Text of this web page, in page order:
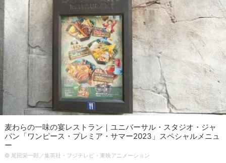
麦わらの一味の宴レストラン｜ユニバーサル・スタジオ・ジャ
パン「ワンピース・プレミア・サマー2023」スペシャルメニュ
ー
© 尾田栄一郎／集英社・フジテレビ・東映アニメーション